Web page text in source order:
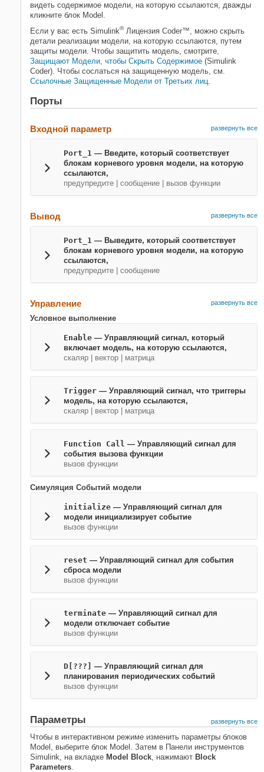
видеть содержимое модели, на которую ссылаются, дважды
кликните блок Model .
Если у вас есть Simulink® Лицензия Coder™, можно скрыть
детали реализации модели, на которую ссылаются, путем
защиты модели. Чтобы защитить модель, смотрите,
Защищают Модели, чтобы Скрыть Содержимое (Simulink
Coder). Чтобы сослаться на защищенную модель, см.
Ссылочные Защищенные Модели от Третьих лиц.
Порты
Входной параметр развернуть все
Port_1 — Введите, который соответствует
блокам корневого уровня модели, на которую
ссылаются,
предупредите | сообщение | вызов функции
Вывод развернуть все
Port_1 — Выведите, который соответствует
блокам корневого уровня модели, на которую
ссылаются,
предупредите | сообщение
Управление развернуть все
Условное выполнение
Enable — Управляющий сигнал, который
включает модель, на которую ссылаются,
скаляр | вектор | матрица
Trigger — Управляющий сигнал, что триггеры
модель, на которую ссылаются,
скаляр | вектор | матрица
Function Call — Управляющий сигнал для
события вызова функции
вызов функции
Симуляция Событий модели
initialize — Управляющий сигнал для
модели инициализирует событие
вызов функции
reset — Управляющий сигнал для события
сброса модели
вызов функции
terminate — Управляющий сигнал для
модели отключает событие
вызов функции
D[???]
— Управляющий сигнал для
планирования периодических событий
вызов функции
Параметры развернуть все
Чтобы в интерактивном режиме изменить параметры блоков
Model , выберите блок Model . Затем в Панели инструментов
Simulink, на вкладке Model Block, нажимают Block
Parameters.